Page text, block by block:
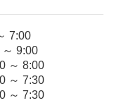
7:00
9:00
8:00
7:30
7:30